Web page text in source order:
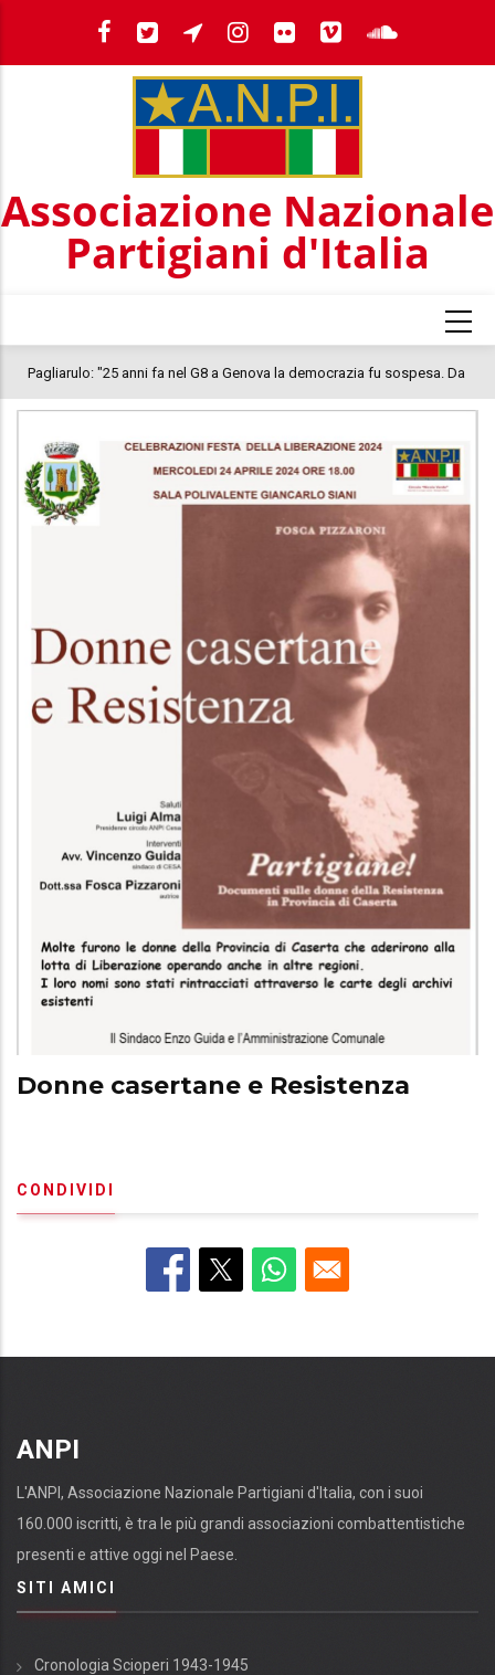
contenuto
Associazione Nazionale
Partigiani d'Italia
Pagliarulo: "25 anni fa nel G8 a Genova la democrazia fu sospesa. Da
colloca la morte di Abderrahim Fakir"
Donne casertane e Resistenza
CONDIVIDI
ANPI
L'ANPI, Associazione Nazionale Partigiani d'Italia, con i suoi
160.000 iscritti, è tra le più grandi associazioni combattentistiche
presenti e attive oggi nel Paese.
SITI AMICI
Cronologia Scioperi 1943-1945